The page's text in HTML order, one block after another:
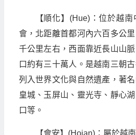
【順化】(Hue)：位於越
會，北距離首都河內六百多公
千公里左右，西面靠近長山山
口約有三十萬人。是越南三朝
列入世界文化與自然遺產，著
皇城、玉屏山、靈光寺、靜心
口等。
【會安】(Hoian)：屬於越